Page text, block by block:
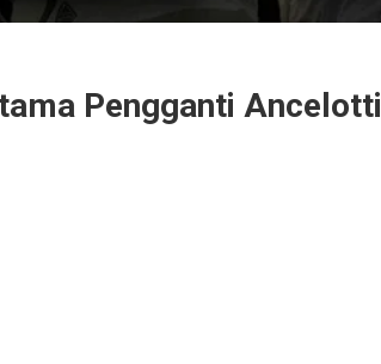
Pengganti Ancelotti